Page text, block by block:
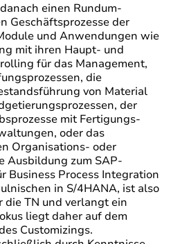
einen Rundum-
Geschäftsprozesse der
und Anwendungen wie
mit ihren Haupt- und
für das Management,
die
von Material
der
mit Fertigungs-
oder das
Organisations- oder
Ausbildung zum SAP-
Business Process Integration
in S/4HANA, ist also
TN und verlangt ein
liegt daher auf dem
Customizings.